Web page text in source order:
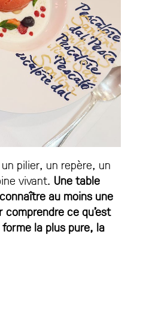
un pilier, un repère, un
vivant. Une table
au moins une
ce qu’est
la plus pure, la